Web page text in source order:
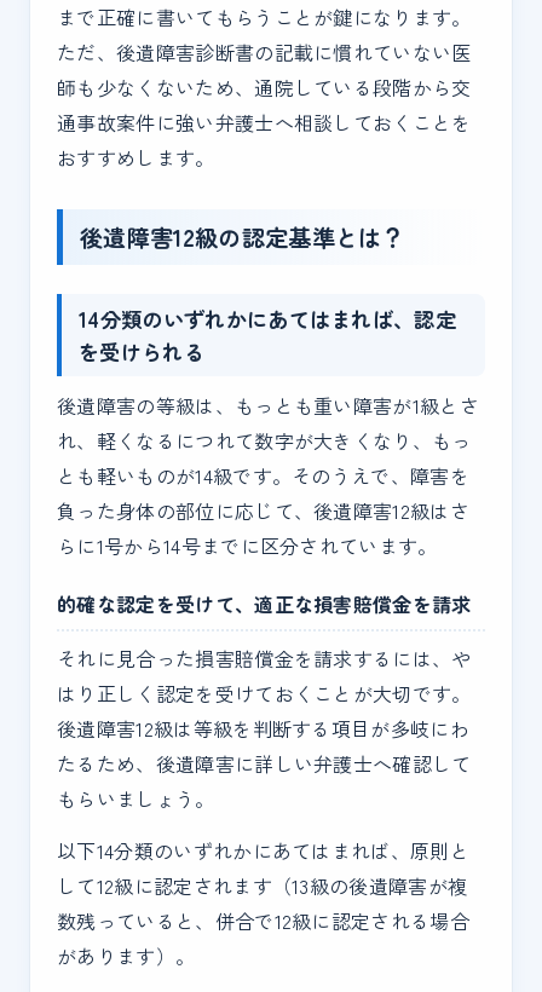
まで正確に書いてもらうことが鍵になります。
ただ、後遺障害診断書の記載に慣れていない医
師も少なくないため、通院している段階から交
通事故案件に強い弁護士へ相談しておくことを
おすすめします。
後遺障害12級の認定基準とは？
14分類のいずれかにあてはまれば、認定
を受けられる
後遺障害の等級は、もっとも重い障害が1級とさ
れ、軽くなるにつれて数字が大きくなり、もっ
とも軽いものが14級です。そのうえで、障害を
負った身体の部位に応じて、後遺障害12級はさ
らに1号から14号までに区分されています。
的確な認定を受けて、適正な損害賠償金を請求
それに見合った損害賠償金を請求するには、や
はり正しく認定を受けておくことが大切です。
後遺障害12級は等級を判断する項目が多岐にわ
たるため、後遺障害に詳しい弁護士へ確認して
もらいましょう。
以下14分類のいずれかにあてはまれば、原則と
して12級に認定されます（13級の後遺障害が複
数残っていると、併合で12級に認定される場合
があります）。